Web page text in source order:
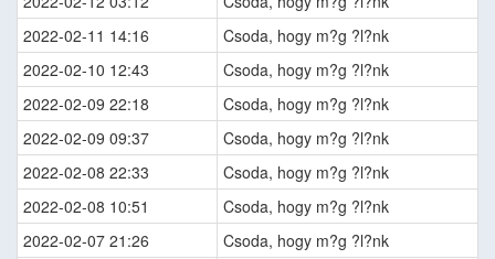
2022-02-11 14:16
Csoda, hogy m?g ?l?nk
2022-02-10 12:43
Csoda, hogy m?g ?l?nk
2022-02-09 22:18
Csoda, hogy m?g ?l?nk
2022-02-09 09:37
Csoda, hogy m?g ?l?nk
2022-02-08 22:33
Csoda, hogy m?g ?l?nk
2022-02-08 10:51
Csoda, hogy m?g ?l?nk
2022-02-07 21:26
Csoda, hogy m?g ?l?nk